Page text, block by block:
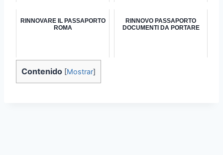
RINNOVARE IL PASSAPORTO
ROMA
RINNOVO PASSAPORTO
DOCUMENTI DA PORTARE
Contenido [Mostrar]